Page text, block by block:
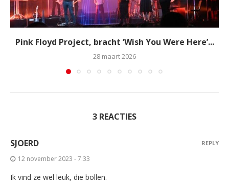
Pink Floyd Project, bracht ‘Wish You Were Here’...
28 maart 2026
3 REACTIES
SJOERD
12 november 2023 - 7:33
Ik vind ze wel leuk, die bollen.
REPLY